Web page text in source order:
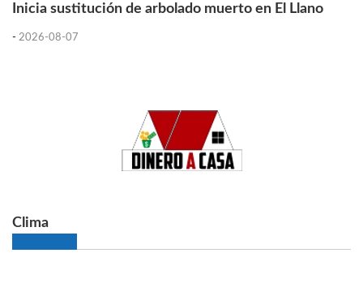
Inicia sustitución de arbolado muerto en El Llano
- 2026-08-07
Clima